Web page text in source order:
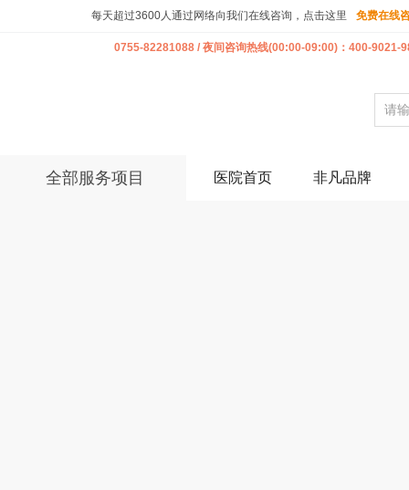
每天超过3600人通过网络向我们在线咨询，点击这里 免费在线
0755-82281088 / 夜间咨询热线(00:00-09:00)：400-9021-
全部服务项目 医院首页 非凡品牌